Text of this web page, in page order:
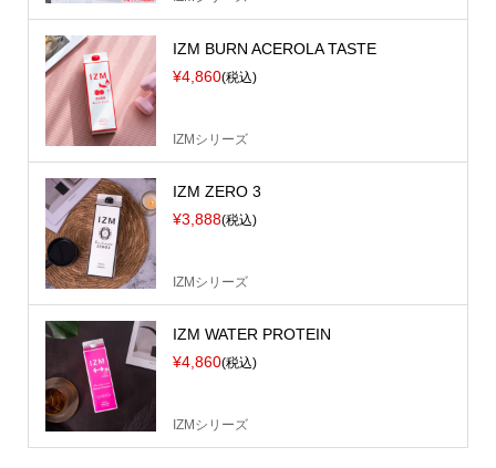
IZM BURN ACEROLA TASTE
¥4,860(税込)
IZMシリーズ
IZM ZERO 3
¥3,888(税込)
IZMシリーズ
IZM WATER PROTEIN
¥4,860(税込)
IZMシリーズ